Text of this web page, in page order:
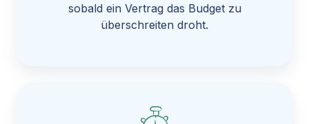
sobald ein Vertrag das Budget zu
überschreiten droht.